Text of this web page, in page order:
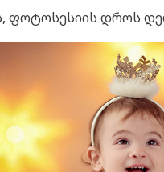
ფოტოსესიის დროს